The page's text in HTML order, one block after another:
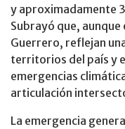
y aproximadamente
Subrayó que,
Guerrero, reflejan
territorios del país y
emergencias
articulación
La emergencia